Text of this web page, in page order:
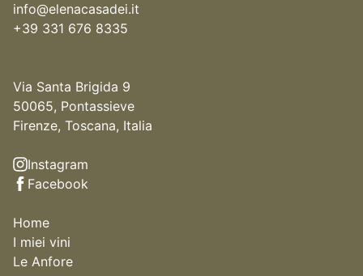
info@elenacasadei.it
+39 331 676 8335
Via Santa Brigida 9
50065, Pontassieve
Firenze, Toscana, Italia
Instagram
Facebook
Home
I miei vini
Le Anfore